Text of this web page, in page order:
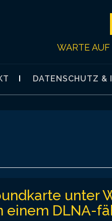
WARTE
DATENSCHUTZ &
unter
einem DLNA-